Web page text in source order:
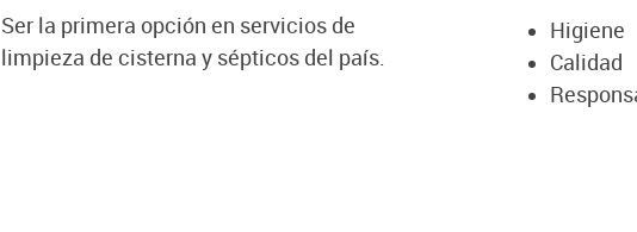
Ser la primera opción en servicios de
limpieza de cisterna y sépticos del país.
Higiene
Calidad